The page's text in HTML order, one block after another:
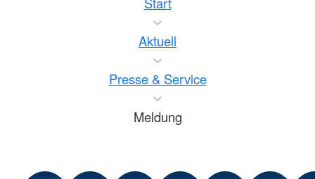
Aktuell
Presse & Service
Meldung